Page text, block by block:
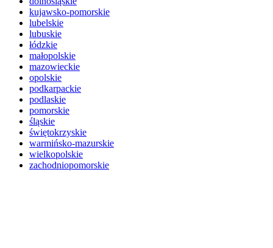
kujawsko-pomorskie
lubelskie
lubuskie
łódzkie
małopolskie
mazowieckie
opolskie
podkarpackie
podlaskie
pomorskie
śląskie
świętokrzyskie
warmińsko-mazurskie
wielkopolskie
zachodniopomorskie